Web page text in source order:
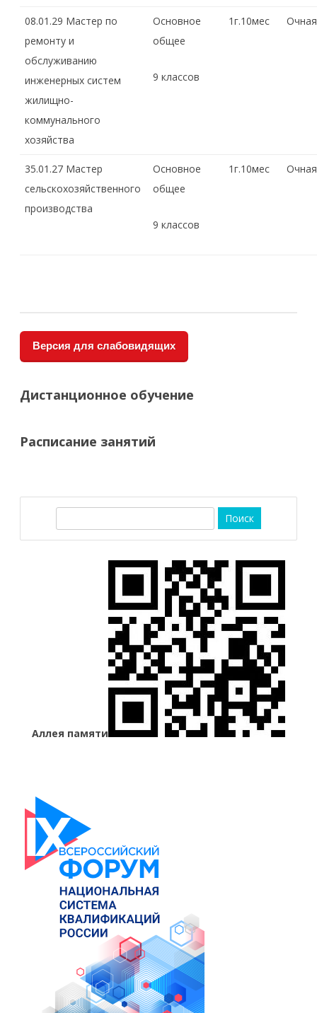
08.01.29 Мастер по
ремонту и
обслуживанию
инженерных систем
жилищно-
коммунального
хозяйства
Основное
общее
9 классов
1г.10мес Очная
35.01.27 Мастер
сельскохозяйственного
производства
Основное
общее
9 классов
1г.10мес Очная
Версия для слабовидящих
Дистанционное обучение
Расписание занятий
Аллея памяти